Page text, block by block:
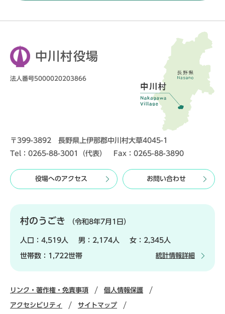
中川村役場
法人番号5000020203866
〒399-3892 長野県上伊那郡中川村大草4045-1
Tel：0265-88-3001（代表） Fax：0265-88-3890
役場へのアクセス お問い合わせ
村のうごき （令和8年7月1日）
人口： 4,519人 男： 2,174人 女： 2,345人
世帯数： 1,722世帯 統計情報詳細
リンク・著作権・免責事項 個人情報保護
アクセシビリティ サイトマップ